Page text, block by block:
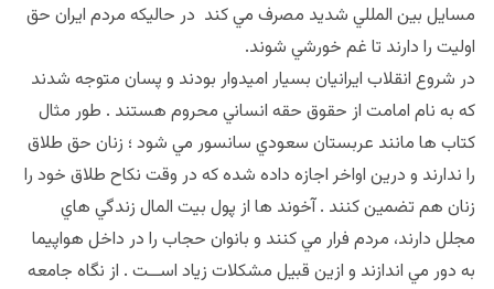
مسايل بين المللي شديد مصرف مي كند در حاليكه مردم ايران حق
اوليت را دارند تا غم خورشي شوند.
در شروع انقلاب ايرانيان بسيار اميدوار بودند و پسان متوجه شدند
كه به نام امامت از حقوق حقه انساني محروم هستند . طور مثال
كتاب ها مانند عربستان سعودي سانسور مي شود ؛ زنان حق طلاق
را ندارند و درين اواخر اجازه داده شده كه در وقت نكاح طلاق خود را
زنان هم تضمين كنند . آخوند ها از پول بيت المال زندگي هاي
مجلل دارند، مردم فرار مي كنند و بانوان حجاب را در داخل هواپيما
به دور مي اندازند و ازين قبيل مشكلات زياد اســت . از نگاه جامعه